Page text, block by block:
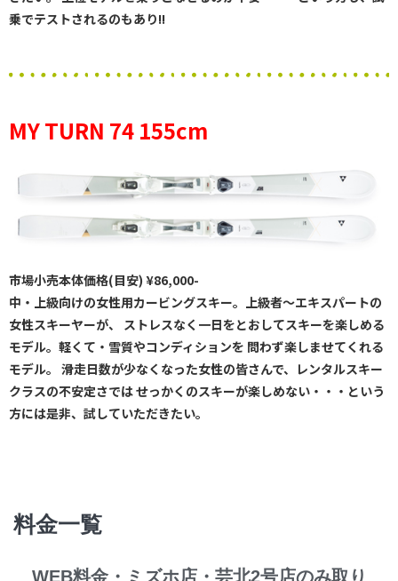
乗でテストされるのもあり!!
MY TURN 74 155cm
市場小売本体価格(目安) ¥86,000-
中・上級向けの女性用カービングスキー。上級者～エキスパートの
女性スキーヤーが、 ストレスなく一日をとおしてスキーを楽しめる
モデル。軽くて・雪質やコンディションを 問わず楽しませてくれる
モデル。 滑走日数が少なくなった女性の皆さんで、レンタルスキー
クラスの不安定さでは せっかくのスキーが楽しめない・・・という
方には是非、試していただきたい。
料金一覧
WEB料金・ミズホ店・芸北2号店のみ取り